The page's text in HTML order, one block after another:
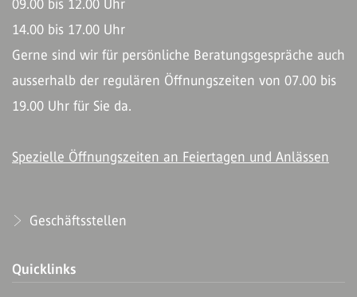
09.00 bis 12.00 Uhr
14.00 bis 17.00 Uhr
Gerne sind wir für persönliche Beratungsgespräche auch
ausserhalb der regulären Öffnungszeiten von 07.00 bis
19.00 Uhr für Sie da.
Spezielle Öffnungszeiten an Feiertagen und Anlässen
Geschäftsstellen
Quicklinks